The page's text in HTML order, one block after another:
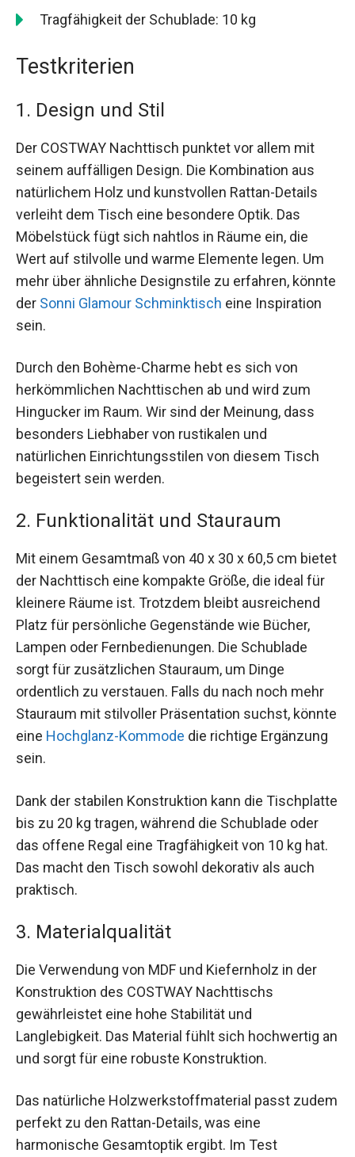
Tragfähigkeit der Schublade: 10 kg
Testkriterien
1. Design und Stil
Der COSTWAY Nachttisch punktet vor allem mit
seinem auffälligen Design. Die Kombination aus
natürlichem Holz und kunstvollen Rattan-Details
verleiht dem Tisch eine besondere Optik. Das
Möbelstück fügt sich nahtlos in Räume ein, die
Wert auf stilvolle und warme Elemente legen. Um
mehr über ähnliche Designstile zu erfahren, könnte
der Sonni Glamour Schminktisch eine Inspiration
sein.
Durch den Bohème-Charme hebt es sich von
herkömmlichen Nachttischen ab und wird zum
Hingucker im Raum. Wir sind der Meinung, dass
besonders Liebhaber von rustikalen und
natürlichen Einrichtungsstilen von diesem Tisch
begeistert sein werden.
2. Funktionalität und Stauraum
Mit einem Gesamtmaß von 40 x 30 x 60,5 cm bietet
der Nachttisch eine kompakte Größe, die ideal für
kleinere Räume ist. Trotzdem bleibt ausreichend
Platz für persönliche Gegenstände wie Bücher,
Lampen oder Fernbedienungen. Die Schublade
sorgt für zusätzlichen Stauraum, um Dinge
ordentlich zu verstauen. Falls du nach noch mehr
Stauraum mit stilvoller Präsentation suchst, könnte
eine Hochglanz-Kommode die richtige Ergänzung
sein.
Dank der stabilen Konstruktion kann die Tischplatte
bis zu 20 kg tragen, während die Schublade oder
das offene Regal eine Tragfähigkeit von 10 kg hat.
Das macht den Tisch sowohl dekorativ als auch
praktisch.
3. Materialqualität
Die Verwendung von MDF und Kiefernholz in der
Konstruktion des COSTWAY Nachttischs
gewährleistet eine hohe Stabilität und
Langlebigkeit. Das Material fühlt sich hochwertig an
und sorgt für eine robuste Konstruktion.
Das natürliche Holzwerkstoffmaterial passt zudem
perfekt zu den Rattan-Details, was eine
harmonische Gesamtoptik ergibt. Im Test